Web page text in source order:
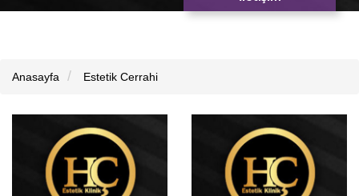
Anasayfa Estetik Cerrahi